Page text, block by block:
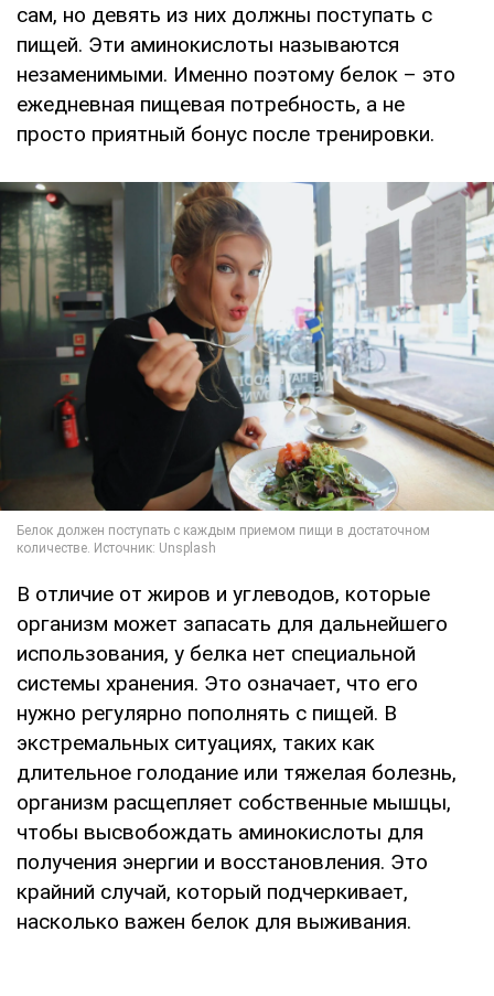
сам, но девять из них должны поступать с
пищей. Эти аминокислоты называются
незаменимыми. Именно поэтому белок – это
ежедневная пищевая потребность, а не
просто приятный бонус после тренировки.
В отличие от жиров и углеводов, которые
организм может запасать для дальнейшего
использования, у белка нет специальной
системы хранения. Это означает, что его
нужно регулярно пополнять с пищей. В
экстремальных ситуациях, таких как
длительное голодание или тяжелая болезнь,
организм расщепляет собственные мышцы,
чтобы высвобождать аминокислоты для
получения энергии и восстановления. Это
крайний случай, который подчеркивает,
насколько важен белок для выживания.